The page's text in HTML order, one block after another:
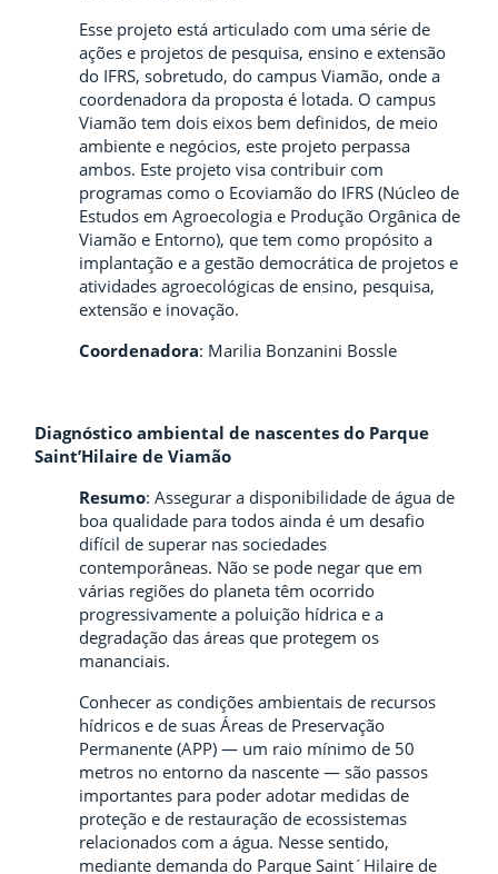
Esse projeto está articulado com uma série de
ações e projetos de pesquisa, ensino e extensão
do IFRS, sobretudo, do campus Viamão, onde a
coordenadora da proposta é lotada. O campus
Viamão tem dois eixos bem definidos, de meio
ambiente e negócios, este projeto perpassa
ambos. Este projeto visa contribuir com
programas como o Ecoviamão do IFRS (Núcleo de
Estudos em Agroecologia e Produção Orgânica de
Viamão e Entorno), que tem como propósito a
implantação e a gestão democrática de projetos e
atividades agroecológicas de ensino, pesquisa,
extensão e inovação.
Coordenadora: Marilia Bonzanini Bossle
Diagnóstico ambiental de nascentes do Parque
Saint’Hilaire de Viamão
Resumo: Assegurar a disponibilidade de água de
boa qualidade para todos ainda é um desafio
difícil de superar nas sociedades
contemporâneas. Não se pode negar que em
várias regiões do planeta têm ocorrido
progressivamente a poluição hídrica e a
degradação das áreas que protegem os
mananciais.
Conhecer as condições ambientais de recursos
hídricos e de suas Áreas de Preservação
Permanente (APP) — um raio mínimo de 50
metros no entorno da nascente — são passos
importantes para poder adotar medidas de
proteção e de restauração de ecossistemas
relacionados com a água. Nesse sentido,
mediante demanda do Parque Saint´Hilaire de